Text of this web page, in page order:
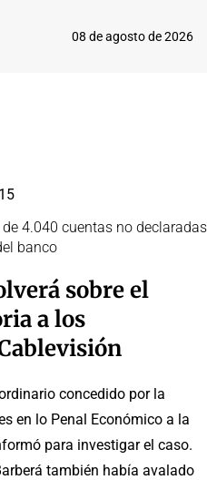
08 de agosto de 2026
4.040 cuentas no declaradas
banco
sobre el
a los
concedido por la
en lo Penal Económico a la
para investigar el caso.
también había avalado